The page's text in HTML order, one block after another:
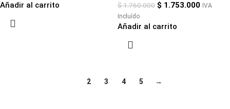
Añadir al carrito $1.760.000 $ 1.753.000 IVA
Incluído
Añadir al carrito
2 3 4 5 →